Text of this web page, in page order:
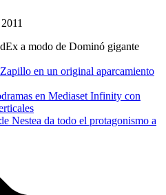
a modo de Dominó gigante
en un original aparcamiento
en Mediaset Infinity con
Nestea da todo el protagonismo a